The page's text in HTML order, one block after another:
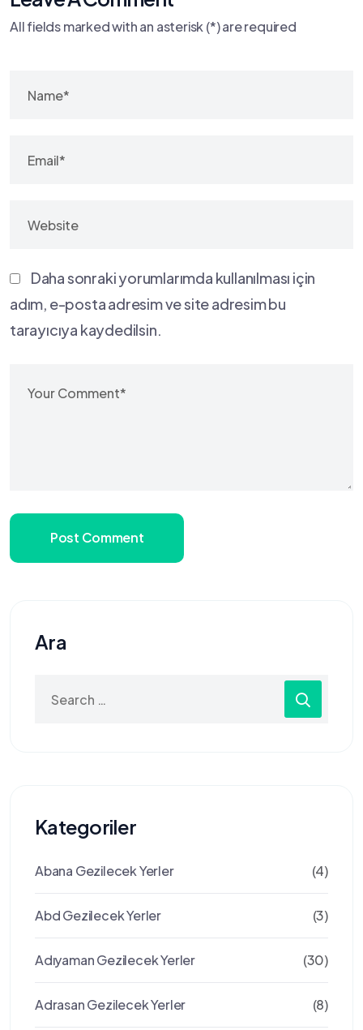
All fields marked with an asterisk (*) are required
Daha sonraki yorumlarımda kullanılması için
adım, e-posta adresim ve site adresim bu
tarayıcıya kaydedilsin.
Post Comment
Ara
for:
Kategoriler
Abana Gezilecek Yerler (4)
Abd Gezilecek Yerler (3)
Adıyaman Gezilecek Yerler (30)
Adrasan Gezilecek Yerler (8)